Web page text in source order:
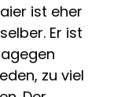
ist eher
Er ist
zu viel